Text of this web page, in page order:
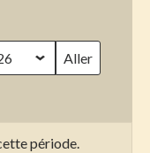
période.